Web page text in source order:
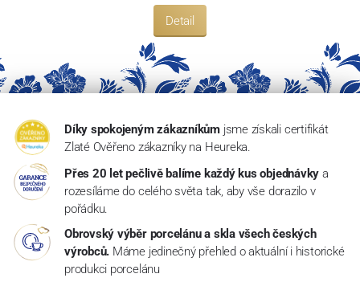
Detail
Díky spokojeným zákazníkům jsme získali certifikát
Zlaté Ověřeno zákazníky na Heureka.
Přes 20 let pečlivě balíme každý kus objednávky a
rozesíláme do celého světa tak, aby vše dorazilo v
pořádku.
Obrovský výběr porcelánu a skla všech českých
výrobců. Máme jedinečný přehled o aktuální i historické
produkci porcelánu